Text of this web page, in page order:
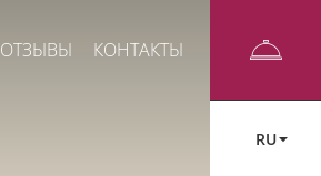
RU
ОТЗЫВЫ КОНТАКТЫ